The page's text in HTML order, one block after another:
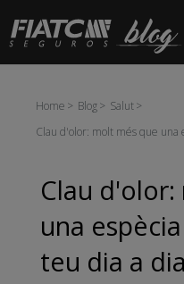
Salta al contingut principal
Home Blog
Salut
Clau d'olor: molt més que una
Clau
una
teu dia a dia